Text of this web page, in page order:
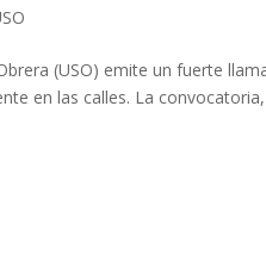
(USO) emite un fuerte
en las calles. La